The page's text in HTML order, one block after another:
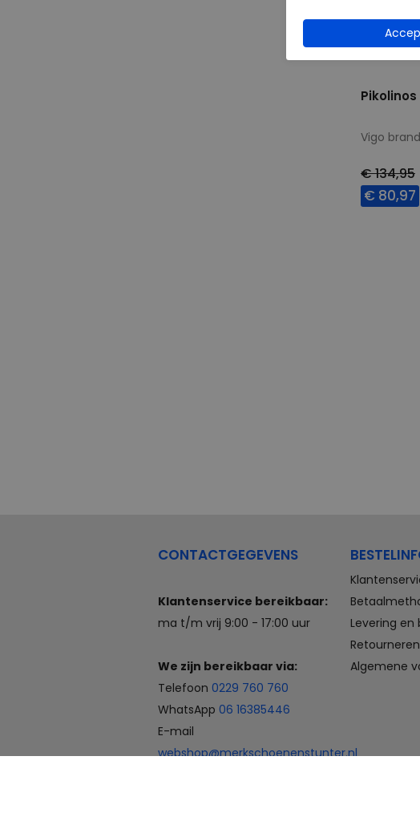
Pikolinos
Vigo
€ 134,95
€ 80,97
CONTACTGEGEVENS
Klantenservice bereikbaar:
ma t/m vrij 9:00 - 17:00 uur
We zijn bereikbaar via:
Telefoon 0229 760 760
WhatsApp 06 16385446
E-mail
webshop@merkschoenenstunter.nl
Levering en
Retourneren
Algemene